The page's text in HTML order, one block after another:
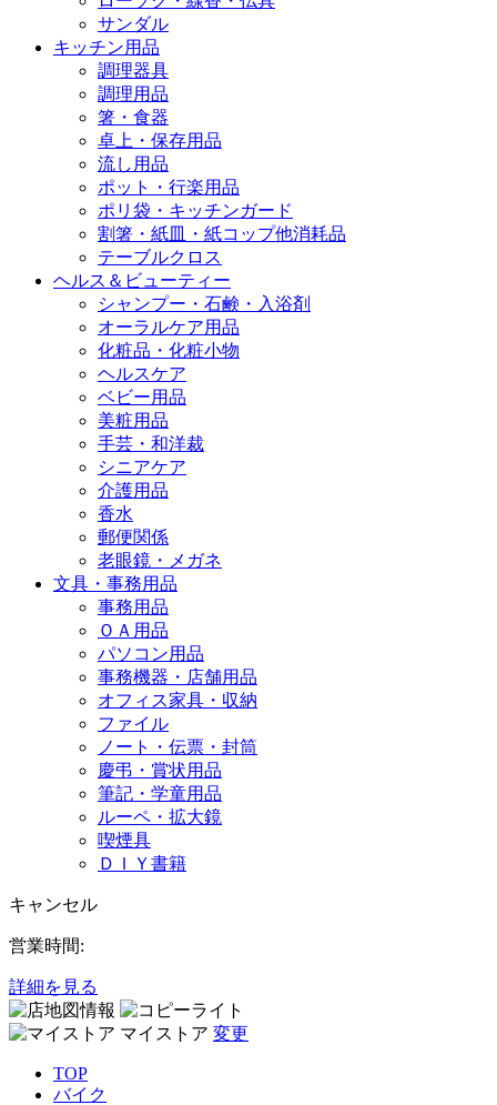
サンダル
キッチン用品
調理器具
調理用品
箸・食器
卓上・保存用品
流し用品
ポット・行楽用品
ポリ袋・キッチンガード
割箸・紙皿・紙コップ他消耗品
テーブルクロス
ヘルス＆ビューティー
シャンプー・石鹸・入浴剤
オーラルケア用品
化粧品・化粧小物
ヘルスケア
ベビー用品
美粧用品
手芸・和洋裁
シニアケア
介護用品
香水
郵便関係
老眼鏡・メガネ
文具・事務用品
事務用品
ＯＡ用品
パソコン用品
事務機器・店舗用品
オフィス家具・収納
ファイル
ノート・伝票・封筒
慶弔・賞状用品
筆記・学童用品
ルーペ・拡大鏡
喫煙具
ＤＩＹ書籍
キャンセル
営業時間:
詳細を見る
マイストア 変更
TOP
バイク